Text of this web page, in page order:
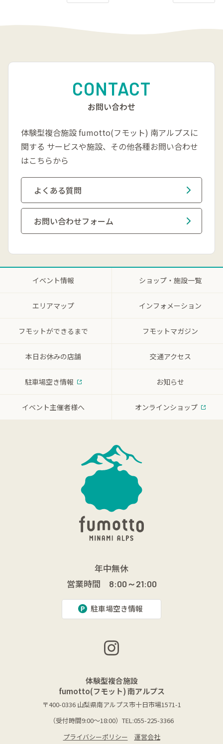
CONTACT
お問い合わせ
体験型複合施設 fumotto(フモット) 南アルプスに
関する サービスや施設、その他各種お問い合わせ
はこちらから
よくある質問
お問い合わせフォーム
イベント情報 ショップ・施設一覧
エリアマップ インフォメーション
フモットができるまで フモットマガジン
本日お休みの店舗 交通アクセス
駐車場空き情報 お知らせ
イベント主催者様へ オンラインショップ
年中無休
営業時間
8:00～21:00
駐車場空き情報
体験型複合施設
fumotto(フモット) 南アルプス
〒400-0336 山梨県南アルプス市十日市場1571-1
（受付時間9:00～18:00）TEL:055-225-3366
プライバシーポリシー
運営会社